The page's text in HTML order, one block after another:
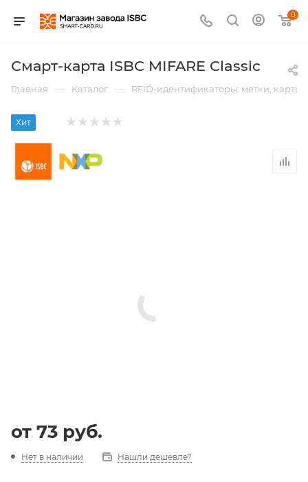
0
Смарт-карта ISBC MIFARE Classic
Главная — Каталог — RFID-идентификаторы: метки,
Хит
от 73 руб.
Нет в наличии Нашли дешевле?